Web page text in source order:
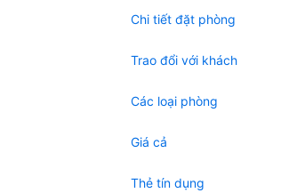
Chi tiết đặt phòng
Trao đổi với khách
Các loại phòng
Giá cả
Thẻ tín dụng